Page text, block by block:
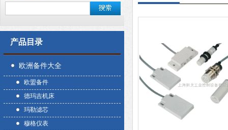
产品目录
欧洲备件大全
欧盟备件
德玛吉机床
玛勒滤芯
穆格仪表